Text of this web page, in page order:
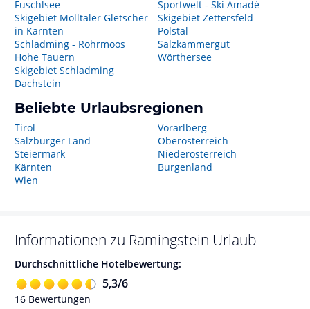
Fuschlsee
Skigebiet Mölltaler Gletscher
in Kärnten
Schladming - Rohrmoos
Hohe Tauern
Skigebiet Schladming
Dachstein
Sportwelt - Ski Amadé
Skigebiet Zettersfeld
Pölstal
Salzkammergut
Wörthersee
Beliebte Urlaubsregionen
Tirol
Salzburger Land
Steiermark
Kärnten
Wien
Vorarlberg
Oberösterreich
Niederösterreich
Burgenland
Informationen zu Ramingstein Urlaub
Durchschnittliche Hotelbewertung:
5,3/6
16 Bewertungen